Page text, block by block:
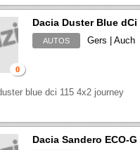
0
Dacia Duster Blue
AUTOS Gers | Auch
blue dci 115 4x2 journey
Dacia Sandero ECO-